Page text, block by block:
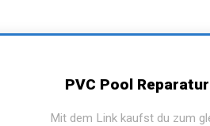
PVC Pool
Mit dem Link kaufst du zum